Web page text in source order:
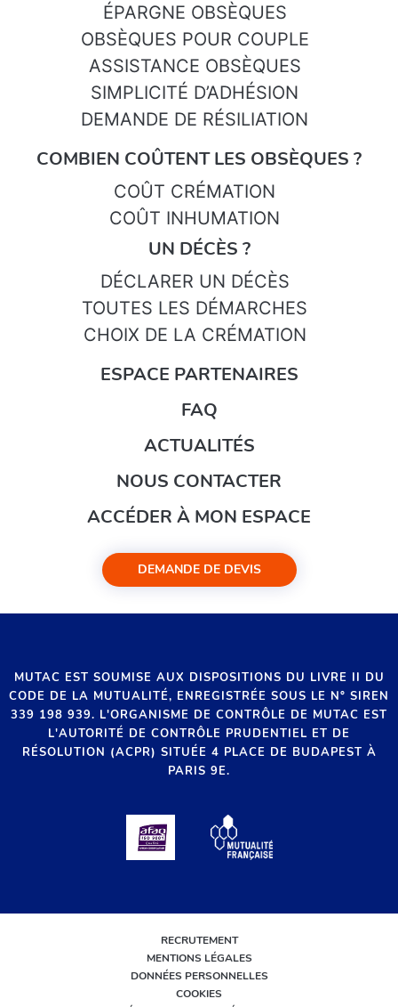
ÉPARGNE OBSÈQUES
OBSÈQUES POUR COUPLE
ASSISTANCE OBSÈQUES
SIMPLICITÉ D’ADHÉSION
DEMANDE DE RÉSILIATION
COMBIEN COÛTENT LES OBSÈQUES ?
COÛT CRÉMATION
COÛT INHUMATION
UN DÉCÈS ?
DÉCLARER UN DÉCÈS
TOUTES LES DÉMARCHES
CHOIX DE LA CRÉMATION
ESPACE PARTENAIRES
FAQ
ACTUALITÉS
NOUS CONTACTER
ACCÉDER À MON ESPACE
DEMANDE DE DEVIS
MUTAC EST SOUMISE AUX DISPOSITIONS DU LIVRE II DU
CODE DE LA MUTUALITÉ, ENREGISTRÉE SOUS LE N° SIREN
339 198 939. L'ORGANISME DE CONTRÔLE DE MUTAC EST
L'AUTORITÉ DE CONTRÔLE PRUDENTIEL ET DE
RÉSOLUTION (ACPR) SITUÉE 4 PLACE DE BUDAPEST À
PARIS 9E.
RECRUTEMENT
MENTIONS LÉGALES
DONNÉES PERSONNELLES
COOKIES